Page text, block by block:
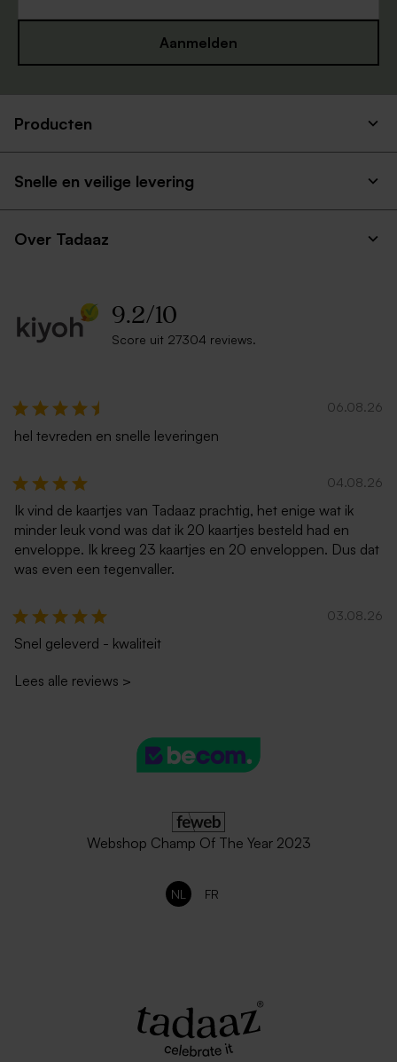
met puntklep
Nieuw
Witte zelfklevende
Zwarte enveloppe met
Zachtroze envelop met
puntklep
Aanmelden
Producten
Snelle en veilige levering
Over Tadaaz
9.2/10
Score uit 27304 reviews.
06.08.26
hel tevreden en snelle leveringen
04.08.26
Ik vind de kaartjes van Tadaaz prachtig, het enige wat ik
minder leuk vond was dat ik 20 kaartjes besteld had en
enveloppe. Ik kreeg 23 kaartjes en 20 enveloppen. Dus dat
was even een tegenvaller.
03.08.26
Snel geleverd - kwaliteit
Lees alle reviews >
Webshop Champ Of The Year 2023
NL FR